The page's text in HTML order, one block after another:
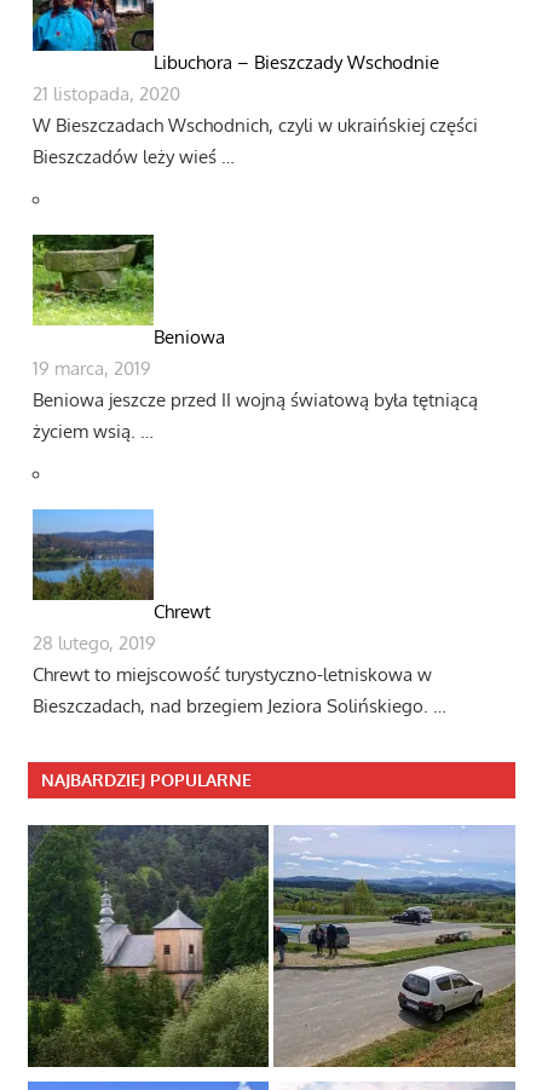
Libuchora – Bieszczady Wschodnie
21 listopada, 2020
W Bieszczadach Wschodnich, czyli w ukraińskiej części
Bieszczadów leży wieś …
Beniowa
19 marca, 2019
Beniowa jeszcze przed II wojną światową była tętniącą
życiem wsią. …
Chrewt
28 lutego, 2019
Chrewt to miejscowość turystyczno-letniskowa w
Bieszczadach, nad brzegiem Jeziora Solińskiego. …
NAJBARDZIEJ POPULARNE